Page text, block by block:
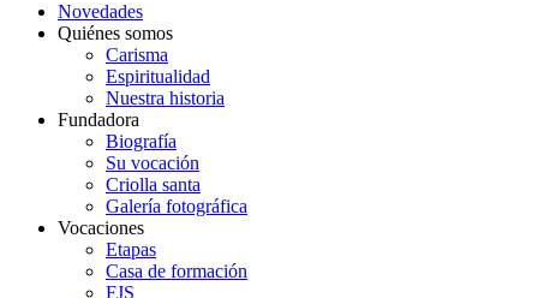
Novedades
Quiénes somos
Carisma
Espiritualidad
Nuestra historia
Fundadora
Biografía
Su vocación
Criolla santa
Galería fotográfica
Vocaciones
Etapas
Casa de formación
FJS